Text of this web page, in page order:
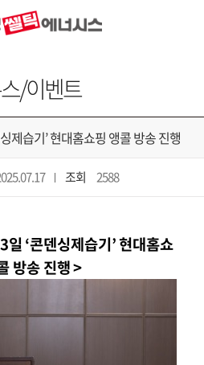
/이벤트
제습기’ 현대홈쇼핑 앵콜 방송 진행
조회 2588
일‘콘덴싱제습기’현대홈쇼
방송 진행>